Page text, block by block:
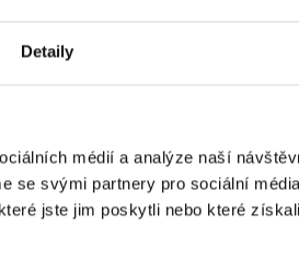
Detaily
médií a analýze naší
se svými partnery pro sociální
jste jim poskytli nebo které